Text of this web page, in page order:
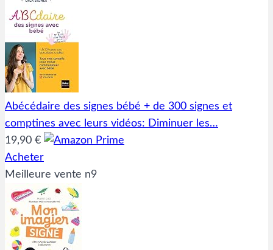
Abécédaire des signes bébé + de 300 signes et
comptines avec leurs vidéos: Diminuer les…
19,90 €
Acheter
Meilleure vente n9